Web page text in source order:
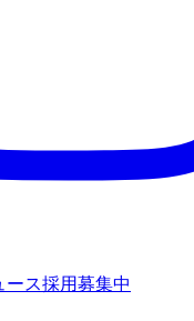
ース採用募集中